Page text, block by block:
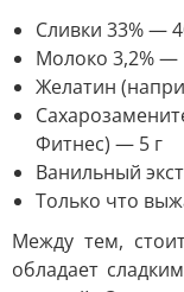
Сливки 33% —
Молоко 3,2% —
Желатин
Фитнес) — 5 г
Ванильный
Только что
Между тем,
обладает